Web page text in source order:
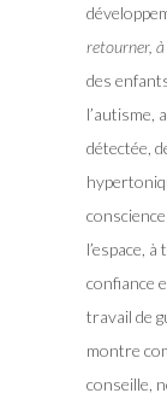
retourner,
des
l’autisme,
détectée,
l’espace,
confiance
travail de
montre
conseille,